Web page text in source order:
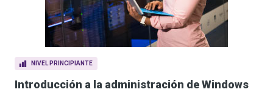
NIVEL PRINCIPIANTE
Introducción a la administración de Windows